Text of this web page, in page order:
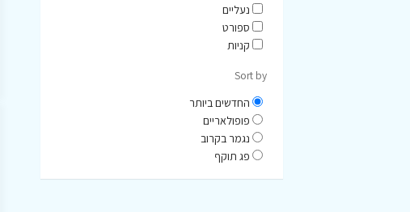
נעליים
ספורט
קניות
Sort by
החדשים ביותר
פופולאריים
נגמר בקרוב
פג תוקף